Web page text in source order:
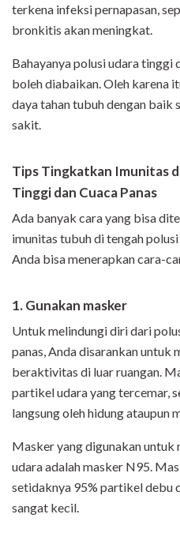
terkena infeksi pernapasan,
bronkitis akan meningkat.
Bahayanya polusi udara tinggi
boleh diabaikan. Oleh karena
daya tahan tubuh dengan baik
sakit.
Tips Tingkatkan Imunitas
Tinggi dan Cuaca Panas
Ada banyak cara yang bisa
imunitas tubuh di tengah
Anda bisa menerapkan cara-
1. Gunakan masker
Untuk melindungi diri dari
panas, Anda disarankan untuk
beraktivitas di luar ruangan.
partikel udara yang tercemar,
langsung oleh hidung ataupun
Masker yang digunakan untuk
udara adalah masker N95.
setidaknya 95% partikel debu
sangat kecil.